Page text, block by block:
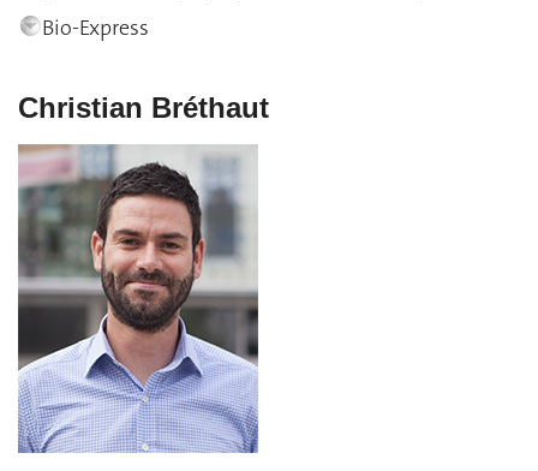
Bio-Express
Christian Bréthaut